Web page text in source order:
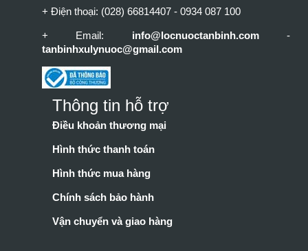
+ Điện thoại: (028) 66814407 - 0934 087 100
+ Email: info@locnuoctanbinh.com -
tanbinhxulynuoc@gmail.com
Thông tin hỗ trợ
Điều khoản thương mại
Hình thức thanh toán
Hình thức mua hàng
Chính sách bảo hành
Vận chuyển và giao hàng